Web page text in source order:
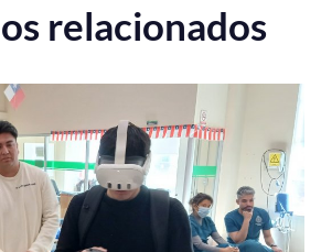
relacionados